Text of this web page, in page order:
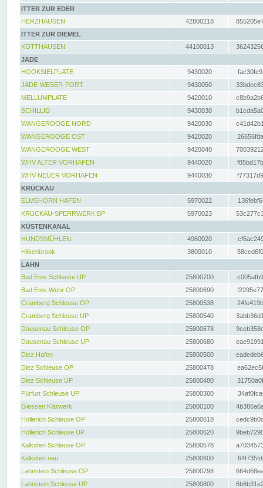
ITTER ZUR EDER
HERZHAUSEN
42800218
ITTER ZUR DIEMEL
KOTTHAUSEN
44100013
JADE
HOOKSIELPLATE
9430020
JADE-WESER-PORT
9430050
MELLUMPLATE
9420010
SCHILLIG
9430030
WANGEROOGE NORD
9420030
WANGEROOGE OST
9420020
WANGEROOGE WEST
9420040
WHV ALTER VORHAFEN
9440020
WHV NEUER VORHAFEN
9440030
KRÜCKAU
ELMSHORN HAFEN
5970022
KRÜCKAU-SPERRWERK BP
5970023
KÜSTENKANAL
HUNDSMÜHLEN
4960020
Hilkenbrook
3800010
LAHN
Bad Ems Schleuse UP
25800700
Bad Ems Wehr OP
25800690
Cramberg Schleuse OP
25800538
Cramberg Schleuse UP
25800540
Dausenau Schleuse OP
25800678
Dausenau Schleuse UP
25800680
Diez Hafen
25800500
Diez Schleuse OP
25800478
Diez Schleuse UP
25800480
Fürfurt Schleuse UP
25800300
Giessen Klärwerk
25800100
Hollerich Schleuse OP
25800618
Hollerich Schleuse UP
25800620
Kalkofen Schleuse OP
25800578
Kalkofen neu
25800600
Lahnstein Schleuse OP
25800798
Lahnstein Schleuse UP
25800800